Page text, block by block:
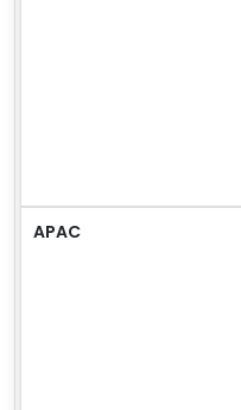
APAC